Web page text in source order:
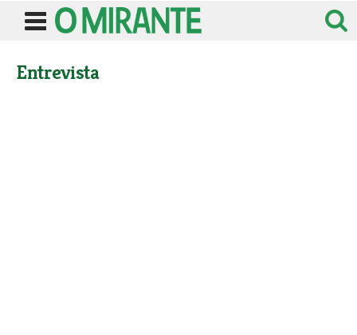
Entrevista